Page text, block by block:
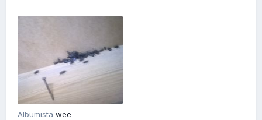
Albumista wee